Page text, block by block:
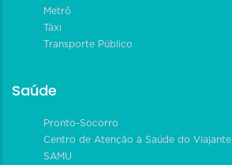
Metrô
Táxi
Transporte Público
Saúde
Pronto-Socorro
Centro de Atenção à Saúde do Viajante
SAMU